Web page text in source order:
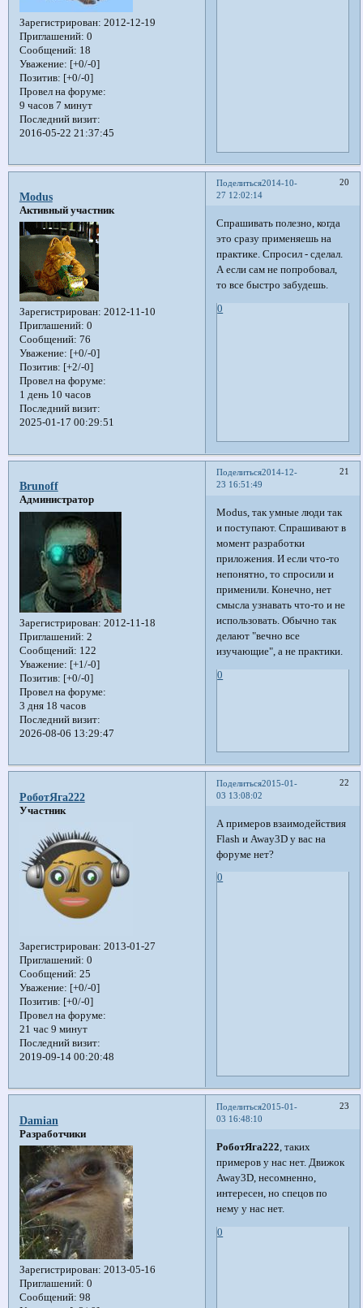
Зарегистрирован: 2012-12-19
Приглашений: 0
Сообщений: 18
Уважение: [+0/-0]
Позитив: [+0/-0]
Провел на форуме:
9 часов 7 минут
Последний визит:
2016-05-22 21:37:45
Поделиться 20
2014-10-
27 12:02:14
Modus
Активный участник
Зарегистрирован: 2012-11-10
Приглашений: 0
Сообщений: 76
Уважение: [+0/-0]
Позитив: [+2/-0]
Провел на форуме:
1 день 10 часов
Последний визит:
2025-01-17 00:29:51
Спрашивать полезно, когда
это сразу применяешь на
практике. Спросил - сделал.
А если сам не попробовал,
то все быстро забудешь.
0
Поделиться 21
2014-12-
23 16:51:49
Brunoff
Администратор
Зарегистрирован: 2012-11-18
Приглашений: 2
Сообщений: 122
Уважение: [+1/-0]
Позитив: [+0/-0]
Провел на форуме:
3 дня 18 часов
Последний визит:
2026-08-06 13:29:47
Modus, так умные люди так
и поступают. Спрашивают в
момент разработки
приложения. И если что-то
непонятно, то спросили и
применили. Конечно, нет
смысла узнавать что-то и не
использовать. Обычно так
делают "вечно все
изучающие", а не практики.
0
Поделиться 22
2015-01-
03 13:08:02
РоботЯга222
Участник
Зарегистрирован: 2013-01-27
Приглашений: 0
Сообщений: 25
Уважение: [+0/-0]
Позитив: [+0/-0]
Провел на форуме:
21 час 9 минут
Последний визит:
2019-09-14 00:20:48
А примеров взаимодействия
Flash и Away3D у вас на
форуме нет?
0
Поделиться 23
2015-01-
03 16:48:10
Damian
Разработчики
Зарегистрирован: 2013-05-16
Приглашений: 0
Сообщений: 98
РоботЯга222, таких
примеров у нас нет. Движок
Away3D, несомненно,
интересен, но спецов по
нему у нас нет.
0